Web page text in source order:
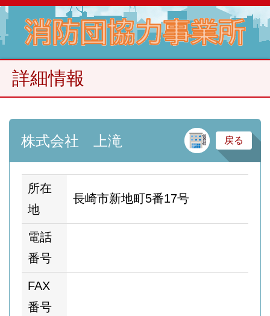
詳細情報
株式会社 上滝 建
戻る
所在
地
長崎市新地町5番17号
電話
番号
FAX
番号